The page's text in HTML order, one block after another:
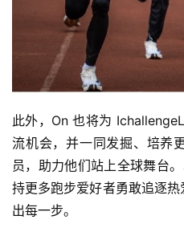
用
精
选
运
动
此外，On 也将为
流机会，并一同发掘、培养
员，助力他们站上全球舞台
持更多跑步爱好者勇敢追逐
出每一步。